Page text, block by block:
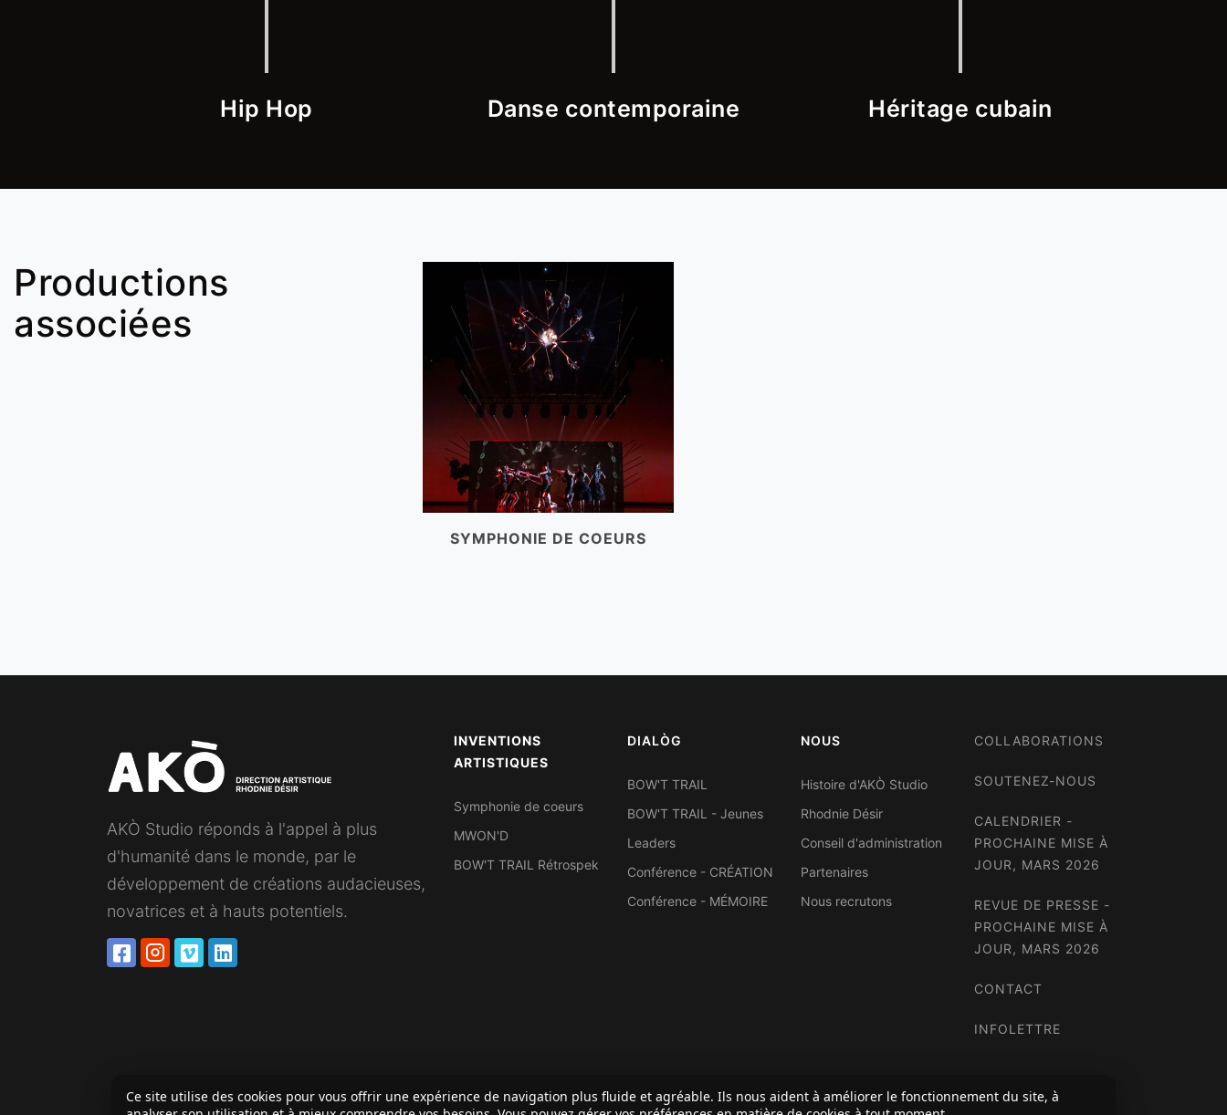
Hip Hop Danse contemporaine Héritage cubain
Productions
associées
SYMPHONIE DE COEURS
AKÒ Studio réponds à l'appel à plus
d'humanité dans le monde, par le
développement de créations audacieuses,
novatrices et à hauts potentiels.
INVENTIONS
ARTISTIQUES
Symphonie de coeurs
MWON'D
BOW'T TRAIL Rétrospek
DIALÒG
BOW'T TRAIL
BOW'T TRAIL - Jeunes
Leaders
Conférence - CRÉATION
Conférence - MÉMOIRE
NOUS
Histoire d'AKÒ Studio
Rhodnie Désir
Conseil d'administration
Partenaires
Nous recrutons
COLLABORATIONS
SOUTENEZ-NOUS
CALENDRIER -
PROCHAINE MISE À
JOUR, MARS 2026
REVUE DE PRESSE -
PROCHAINE MISE À
JOUR, MARS 2026
CONTACT
INFOLETTRE
Ce site utilise des cookies pour vous offrir une expérience de navigation plus fluide et agréable. Ils nous aident à améliorer le fonctionnement du site, à